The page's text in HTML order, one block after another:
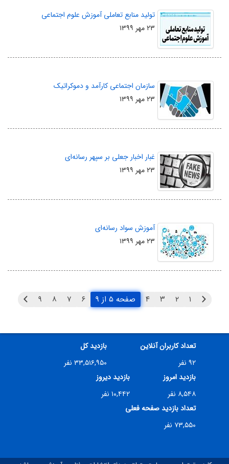
تولید منابع تعاملی آموزش علوم اجتماعی
۲۳ مهر ۱۳۹۹
سازمان اجتماعی کارآمد و دموکراتیک
۲۳ مهر ۱۳۹۹
غبار اخبار جعلی بر سپهر رسانه‌ای
۲۳ مهر ۱۳۹۹
آموزش سواد رسانه‌ای
۲۳ مهر ۱۳۹۹
۱ ۲ ۳ ۴ صفحه ۵ از ۹ ۶ ۷ ۸ ۹
تعداد کاربران آنلاین
۹۲ نفر
بازدید کل
۳۳,۵۱۶,۹۵۰ نفر
بازدید امروز
۸,۵۴۸ نفر
بازدید دیروز
۱۰,۴۴۲ نفر
تعداد بازدید صفحه فعلی
۷۳,۵۵۰ نفر